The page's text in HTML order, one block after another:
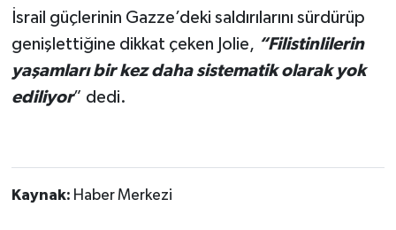
İsrail güçlerinin Gazze’deki saldırılarını sürdürüp
genişlettiğine dikkat çeken Jolie, “Filistinlilerin
yaşamları bir kez daha sistematik olarak yok
ediliyor” dedi.
Kaynak: Haber Merkezi